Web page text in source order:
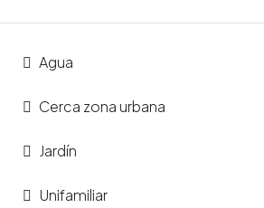
Agua
Cerca zona urbana
Jardín
Unifamiliar